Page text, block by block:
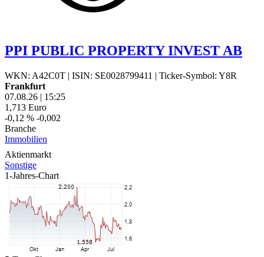
PPI PUBLIC PROPERTY INVEST AB
WKN: A42C0T | ISIN: SE0028799411 | Ticker-Symbol: Y8R
Frankfurt
07.08.26 | 15:25
1,713 Euro
-0,12 % -0,002
Branche
Immobilien
Aktienmarkt
Sonstige
1-Jahres-Chart